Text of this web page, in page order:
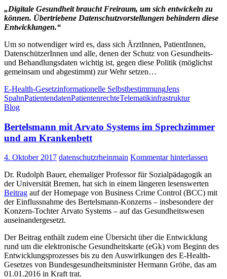
„Digitale Gesundheit braucht Freiraum, um sich entwickeln zu
können. Übertriebene Datenschutzvorstellungen behindern diese
Entwicklungen.“
Um so notwendiger wird es, dass sich ÄrztInnen, PatientInnen,
DatenschützerInnen und alle, denen der Schutz von Gesundheits-
und Behandlungsdaten wichtig ist, gegen diese Politik (möglichst
gemeinsam und abgestimmt) zur Wehr setzen…
E-Health-Gesetzinformationelle SelbstbestimmungJens
SpahnPatientendatenPatientenrechteTelematikinfrastruktur
Blog
Bertelsmann mit Arvato Systems im Sprechzimmer
und am Krankenbett
4. Oktober 2017 datenschutzrheinmain Kommentar hinterlassen
Dr. Rudolph Bauer, ehemaliger Professor für Sozialpädagogik an
der Universität Bremen, hat sich in einem längeren lesenswerten
Beitrag auf der Homepage von Business Crime Control (BCC) mit
der Einflussnahme des Bertelsmann-Konzerns – insbesondere der
Konzern-Tochter Arvato Systems – auf das Gesundheitswesen
auseinandergesetzt.
Der Beitrag enthält zudem eine Übersicht über die Entwicklung
rund um die elektronische Gesundheitskarte (eGk) vom Beginn des
Entwicklungsprozesses bis zu den Auswirlkungen des E-Health-
Gesetzes von Bundesgesundheitsminister Hermann Gröhe, das am
01.01.2016 in Kraft trat.